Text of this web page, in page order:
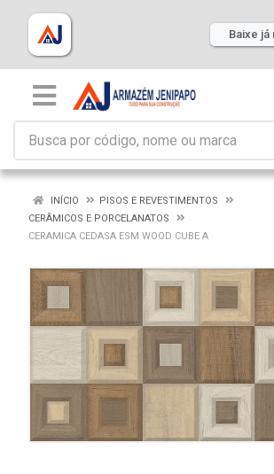
Baixe já
INÍCIO
PISOS E REVESTIMENTOS
CERÂMICOS E PORCELANATOS
CERAMICA CEDASA ESM WOOD CUBE A